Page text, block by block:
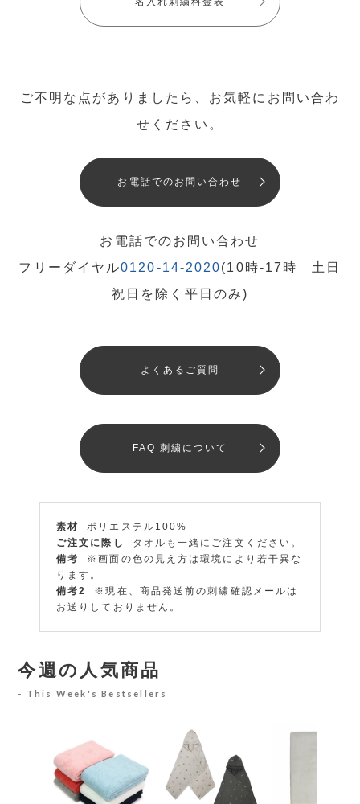
ご不明な点がありましたら、お気軽にお問い合わ
せください。
お電話でのお問い合わせ
お電話でのお問い合わせ
フリーダイヤル0120-14-2020(10時-17時 土日
祝日を除く平日のみ)
よくあるご質問
FAQ 刺繍について
素材
ポリエステル100%
ご注文に際し
タオルも一緒にご注文ください。
備考
※画面の色の見え方は環境により若干異な
ります。
備考2
※現在、商品発送前の刺繍確認メールは
お送りしておりません。
今週の人気商品
This Week's Bestsellers